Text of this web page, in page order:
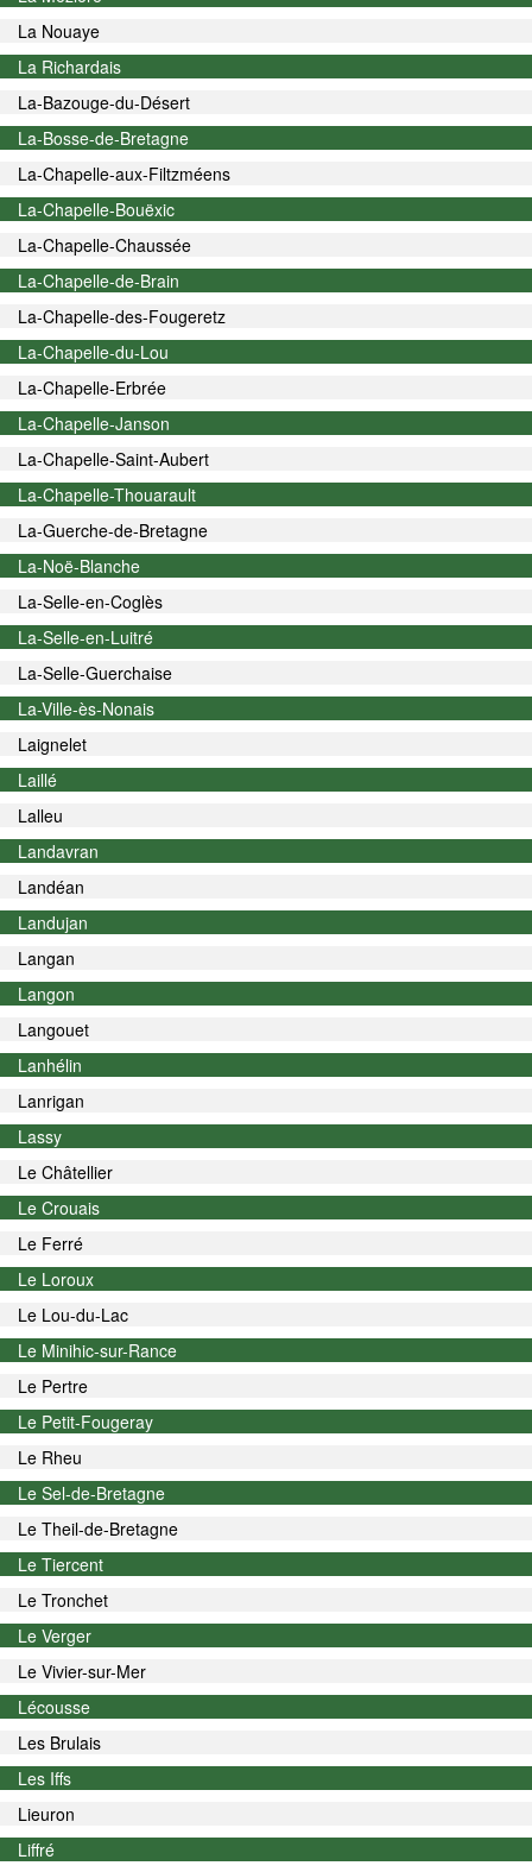
La Nouaye
La Richardais
La-Bazouge-du-Désert
La-Bosse-de-Bretagne
La-Chapelle-aux-Filtzméens
La-Chapelle-Bouëxic
La-Chapelle-Chaussée
La-Chapelle-de-Brain
La-Chapelle-des-Fougeretz
La-Chapelle-du-Lou
La-Chapelle-Erbrée
La-Chapelle-Janson
La-Chapelle-Saint-Aubert
La-Chapelle-Thouarault
La-Guerche-de-Bretagne
La-Noë-Blanche
La-Selle-en-Coglès
La-Selle-en-Luitré
La-Selle-Guerchaise
La-Ville-ès-Nonais
Laignelet
Laillé
Lalleu
Landavran
Landéan
Landujan
Langan
Langon
Langouet
Lanhélin
Lanrigan
Lassy
Le Châtellier
Le Crouais
Le Ferré
Le Loroux
Le Lou-du-Lac
Le Minihic-sur-Rance
Le Pertre
Le Petit-Fougeray
Le Rheu
Le Sel-de-Bretagne
Le Theil-de-Bretagne
Le Tiercent
Le Tronchet
Le Verger
Le Vivier-sur-Mer
Lécousse
Les Brulais
Les Iffs
Lieuron
Liffré